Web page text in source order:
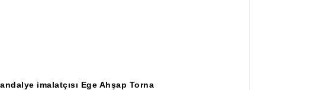
imalatçısı Ege Ahşap Torna